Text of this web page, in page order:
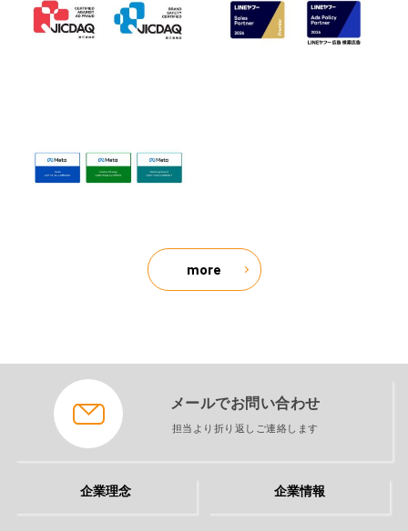
more
メールでお問い合わせ
担当より折り返しご連絡します
企業理念 企業情報